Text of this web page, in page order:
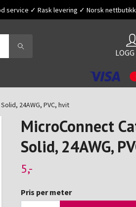
service ✓ Rask levering ✓ Norsk
24AWG, PVC, hvit
MicroConnect
Solid, 24AWG,
5,-
Pris per meter